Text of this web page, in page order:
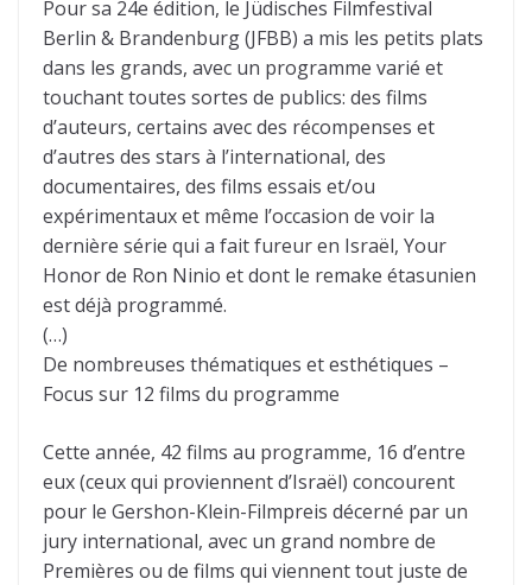
Pour sa 24e édition, le Jüdisches Filmfestival
Berlin & Brandenburg (JFBB) a mis les petits plats
dans les grands, avec un programme varié et
touchant toutes sortes de publics: des films
d’auteurs, certains avec des récompenses et
d’autres des stars à l’international, des
documentaires, des films essais et/ou
expérimentaux et même l’occasion de voir la
dernière série qui a fait fureur en Israël, Your
Honor de Ron Ninio et dont le remake étasunien
est déjà programmé.
(…)
De nombreuses thématiques et esthétiques –
Focus sur 12 films du programme
Cette année, 42 films au programme, 16 d’entre
eux (ceux qui proviennent d’Israël) concourent
pour le Gershon-Klein-Filmpreis décerné par un
jury international, avec un grand nombre de
Premières ou de films qui viennent tout juste de